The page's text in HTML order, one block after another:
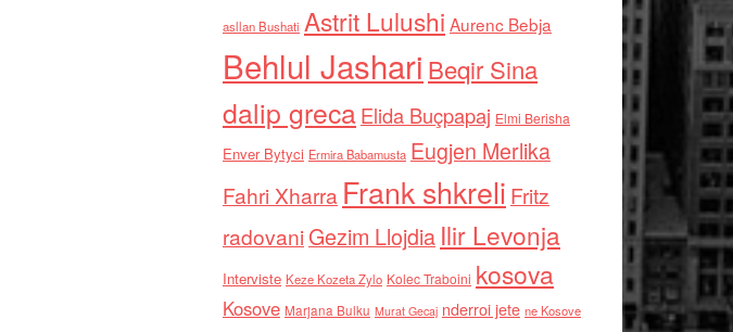
asllan Bushati Astrit Lulushi Aurenc Bebja
Behlul Jashari Beqir Sina
dalip grecaElida Buçpapaj Elmi Berisha
Enver Bytyci Ermira Babamusta Eugjen Merlika
Fahri Xharra Frank shkreli Fritz
radovaniGezim Llojdia Ilir Levonja
Interviste Keze Kozeta Zylo Kolec Traboini kosova
Kosove Marjana Bulku Murat Gecaj nderroi jete ne Kosove